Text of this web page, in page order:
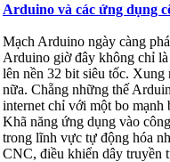
Arduino và các ứng dụng
Mạch Arduino ngày càng
Arduino giờ đây không chỉ
lên nền 32 bit siêu tốc.
nữa. Chẵng những thế
internet chỉ với một bo mạnh
Khã năng ứng dụng vào
trong lĩnh vực tự động hóa
CNC, điều khiển dây truyền